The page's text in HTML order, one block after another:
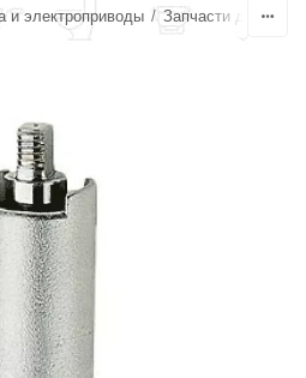
и электроприводы / Запчасти для